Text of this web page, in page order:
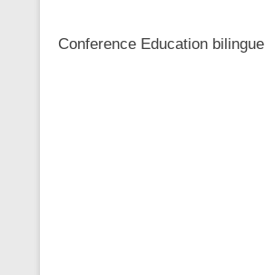
Conference Education bilingue